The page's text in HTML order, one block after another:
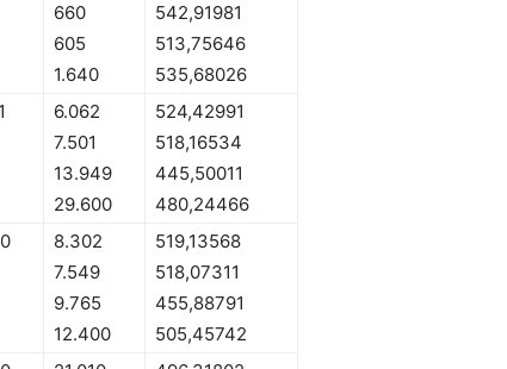
660
605
1.640
542,91981
513,75646
535,68026
6.062
7.501
13.949
29.600
524,42991
518,16534
445,50011
480,24466
8.302
7.549
9.765
12.400
519,13568
518,07311
455,88791
505,45742